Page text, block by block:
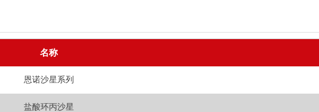
名称
恩诺沙星系列
盐酸环丙沙星